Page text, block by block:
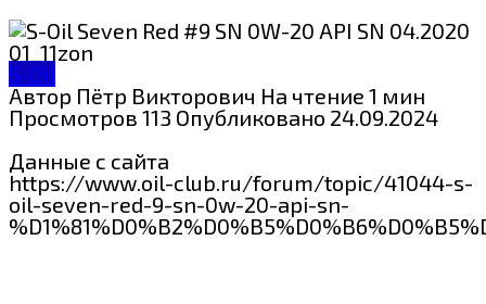
S-Oil
Автор Пётр Викторович На чтение 1 мин
Просмотров 113 Опубликовано 24.09.2024
Данные с сайта
https://www.oil-club.ru/forum/topic/41044-s-
oil-seven-red-9-sn-0w-20-api-sn-